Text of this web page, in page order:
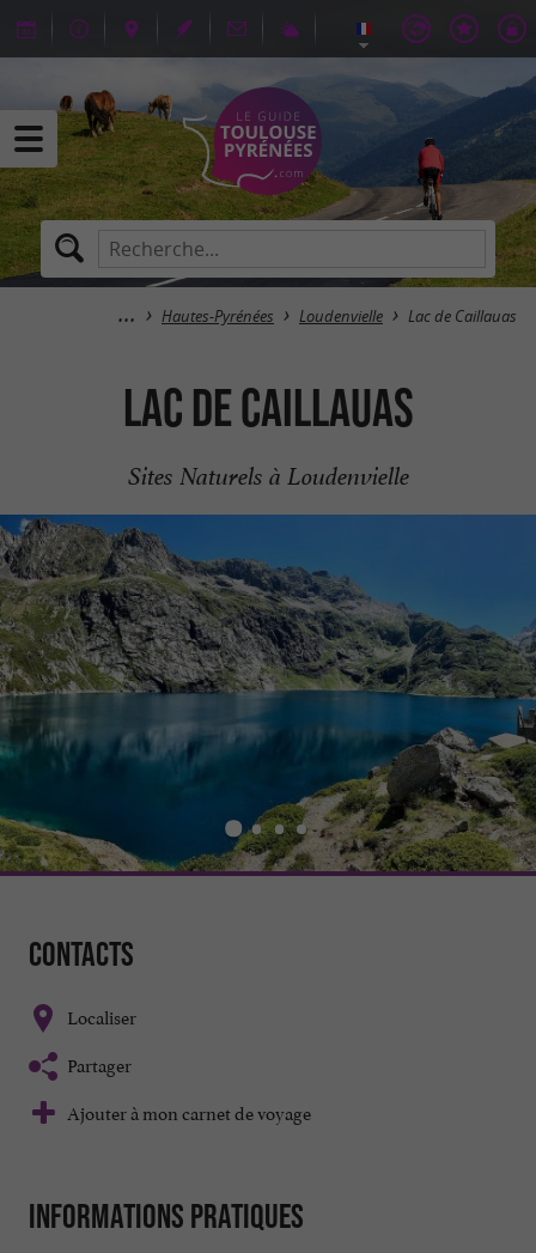
Hautes-Pyrénées Loudenvielle Lac de Caillauas
Lac de Caillauas
Sites Naturels à Loudenvielle
Contacts
Localiser
Partager
Ajouter à mon carnet de voyage
Informations pratiques